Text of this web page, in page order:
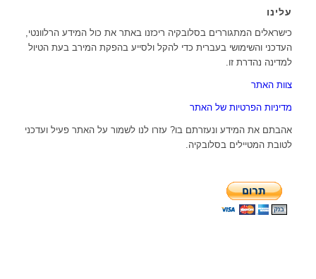
עלינו
כישראלים המתגוררים בסלובקיה ריכזנו באתר את כול המידע הרלוונטי,
העדכני והשימושי בעברית כדי להקל ולסייע בהפקת המירב בעת הטיול
למדינה נהדרת זו.
צוות האתר
מדיניות הפרטיות של האתר
אהבתם את המידע ונעזרתם בו? עזרו לנו לשמור על האתר פעיל ועדכני
לטובת המטיילים בסלובקיה.